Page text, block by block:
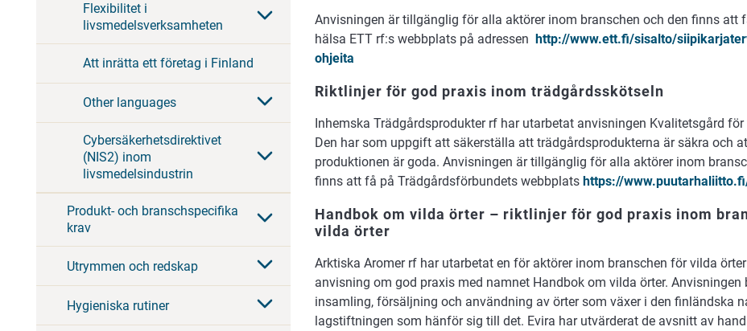
Flexibilitet i
livsmedelsverksamheten
Att inrätta ett företag i Finland
Other languages
Cybersäkerhetsdirektivet
(NIS2) inom
livsmedelsindustrin
Produkt- och branschspecifika
krav
Utrymmen och redskap
Hygieniska rutiner
Anvisningen är tillgänglig för alla aktörer inom branschen och den finns att
hälsa ETT rf:s webbplats på adressen http://www.ett.fi/sisalto/
ohjeita
Riktlinjer för god praxis inom trädgårdsskötseln
Inhemska Trädgårdsprodukter rf har utarbetat anvisningen Kvalitetsgård
Den har som uppgift att säkerställa att trädgårdsprodukterna är säkra och
produktionen är goda. Anvisningen är tillgänglig för alla aktörer inom
finns att få på Trädgårdsförbundets webbplats https://
Handbok om vilda örter – riktlinjer för god praxis inom
vilda örter
Arktiska Aromer rf har utarbetat en för aktörer inom branschen för vilda
anvisning om god praxis med namnet Handbok om vilda örter. Anvisningen
insamling, försäljning och användning av örter som växer i den finländska
lagstiftningen som hänför sig till det. Evira har utvärderat de avsnitt av